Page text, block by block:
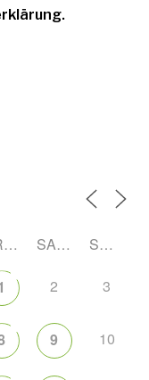
FREITAG SAMSTAG SONNTAG
2 3
9 10